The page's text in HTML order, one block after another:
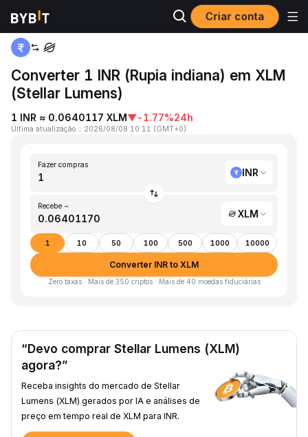
Criar conta
Página inicial
Converter 1 INR (Rupia indiana) em XLM
(Stellar Lumens)
1 INR ≈ 0.0640117 XLM▼-1.77%24h
Última atualização ： 2026/08/08 10:11 (GMT+0)
Fazer compras
INR
Recebe ~
XLM
1 10 50 100 500 1000 10000
Converter INR to XLM
Zero taxas · Mais de 350 criptos · Mais de 40 moedas fiduciárias
“Devo comprar Stellar Lumens (XLM)
agora?”
Receba insights do mercado de Stellar
Lumens (XLM) gerados por IA e análises de
preço em tempo real de XLM para INR.